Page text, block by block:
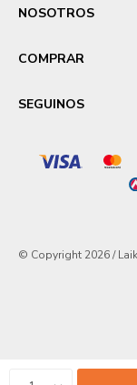
NOSOTROS
COMPRAR
SEGUINOS
© Copyright 2026 /